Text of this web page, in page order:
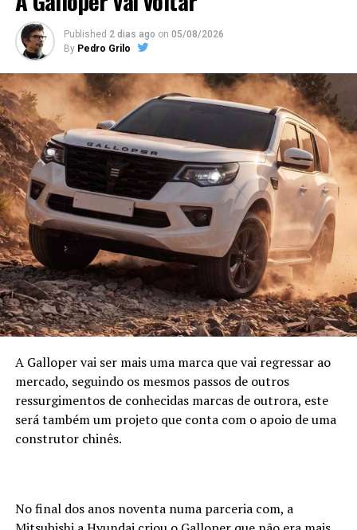
Published 2 dias ago on 05/08/2026
By Pedro Grilo
A Galloper vai ser mais uma marca que vai regressar ao
mercado, seguindo os mesmos passos de outros
ressurgimentos de conhecidas marcas de outrora, este
será também um projeto que conta com o apoio de uma
construtor chinês.
No final dos anos noventa numa parceria com, a